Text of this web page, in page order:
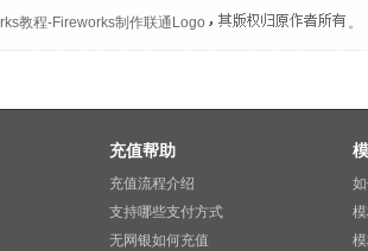
教程-Fireworks制作联通Logo 。
充值帮助
充值流程介绍
支持哪些支付方式
无网银如何充值